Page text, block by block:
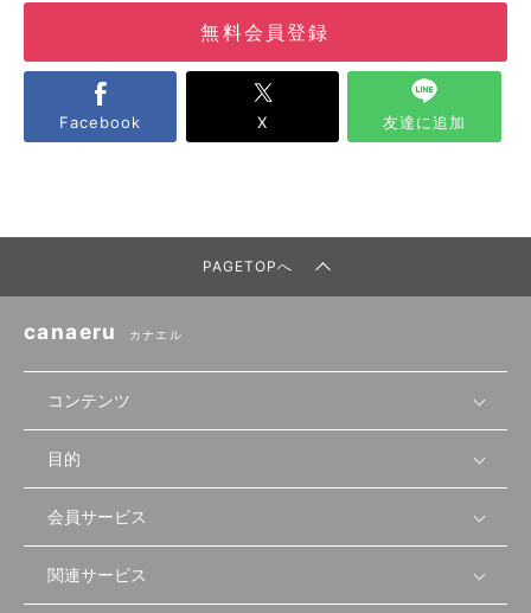
無料会員登録
Facebook X 友達に追加
PAGETOPへ
canaeru カナエル
コンテンツ
無料開業相談
セミナー情報
セミナー動画
物件を探す
首都圏
先輩開業者の声
目的
店舗運営
物件
会員サービス
会員登録
関連サービス